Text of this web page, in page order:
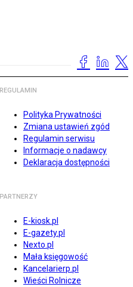
REGULAMIN
Polityka Prywatności
Zmiana ustawień zgód
Regulamin serwisu
Informacje o nadawcy
Deklaracja dostępności
PARTNERZY
E-kiosk.pl
E-gazety.pl
Nexto.pl
Mała księgowość
Kancelarierp.pl
Wieści Rolnicze